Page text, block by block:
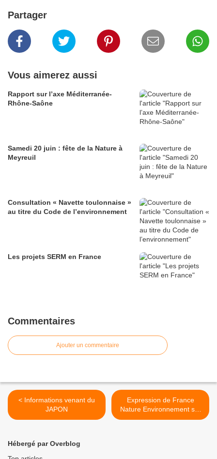
Partager
Vous aimerez aussi
Rapport sur l’axe Méditerranée-
Rhône-Saône
Samedi 20 juin : fête de la Nature à
Meyreuil
Consultation « Navette toulonnaise »
au titre du Code de l’environnement
Les projets SERM en France
Commentaires
Ajouter un commentaire
< Informations venant du
JAPON
Expression de France
Nature Environnement sur
le report de la Taxe
Hébergé par Overblog